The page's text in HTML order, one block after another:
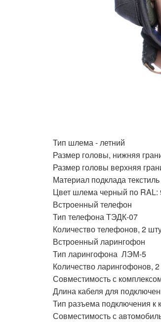
Тип шлема - летний
Размер головы, нижняя
Размер головы верхняя
Материал подклада текстиль
Цвет шлема черный по RAL:
Встроенный телефон
Тип телефона ТЭДК-07
Количество телефонов, 2
Встроенный ларингофон
Тип ларингофона ЛЭМ-5
Количество ларингофонов, 2
Совместимость с
Длина кабеля для
Тип разъема подключения
Совместимость с